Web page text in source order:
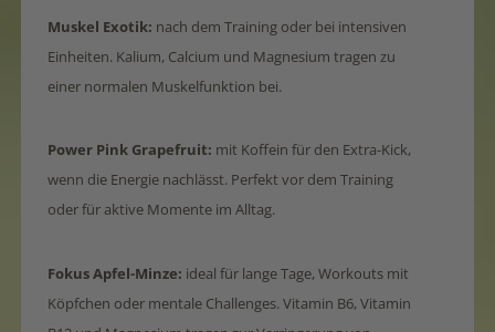
Muskel Exotik: nach dem Training oder bei intensiven
Einheiten. Kalium, Calcium und Magnesium tragen zu
einer normalen Muskelfunktion bei.
Power Pink Grapefruit: mit Koffein für den Extra-Kick,
wenn die Energie nachlässt. Perfekt vor dem Training
oder für aktive Momente im Alltag.
Fokus Apfel-Minze: ideal für lange Tage, Workouts mit
Köpfchen oder mentale Challenges. Vitamin B6, Vitamin